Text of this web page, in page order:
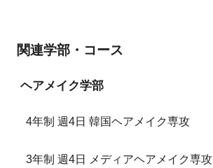
関連学部・コース
ヘアメイク学部
4年制 週4日 韓国ヘアメイク専攻
3年制 週4日 メディアヘアメイク専攻